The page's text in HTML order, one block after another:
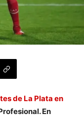
de La Plata en
En